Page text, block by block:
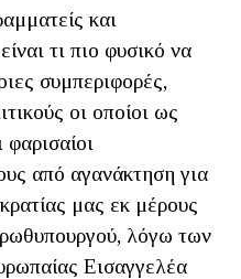
και
τι πιο φυσικό να
συμπεριφορές,
οι οποίοι ως
από αγανάκτηση για
μας εκ μέρους
λόγω των
Εισαγγελέα